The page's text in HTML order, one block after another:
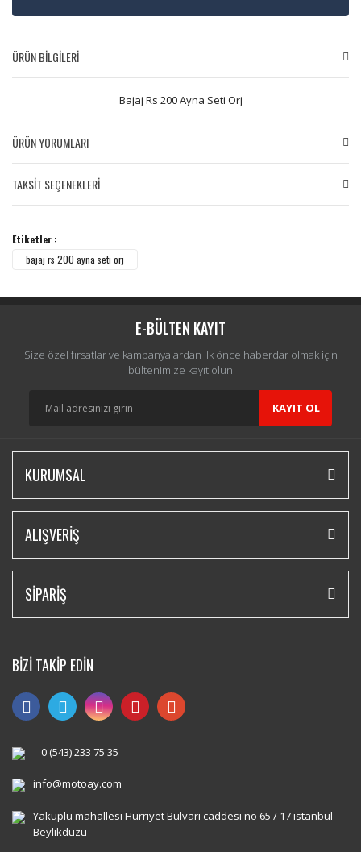
ÜRÜN BİLGİLERİ
Bajaj Rs 200 Ayna Seti Orj
ÜRÜN YORUMLARI
TAKSİT SEÇENEKLERİ
Etiketler :
bajaj rs 200 ayna seti orj
E-BÜLTEN KAYIT
Size özel fırsatlar ve kampanyalardan ilk önce haberdar olmak için
bültenimize kayıt olun
KAYIT OL
KURUMSAL
ALIŞVERİŞ
SİPARİŞ
BİZİ TAKİP EDİN
0 (543) 233 75 35
info@motoay.com
Yakuplu mahallesi Hürriyet Bulvarı caddesi no 65 / 17 istanbul
Beylikdüzü